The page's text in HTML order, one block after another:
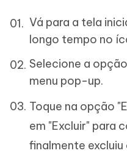
Vá para a tela
longo tempo no
Selecione a
menu pop-up.
Toque na opção
em "Excluir" para
finalmente